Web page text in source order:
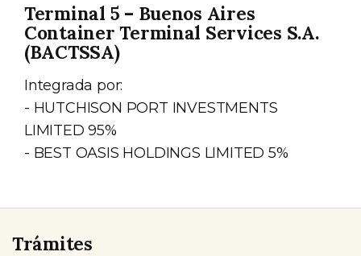
Terminal 5 – Buenos Aires
Container Terminal Services S.A.
(BACTSSA)
Integrada por:
- HUTCHISON PORT INVESTMENTS
LIMITED 95%
- BEST OASIS HOLDINGS LIMITED 5%
Trámites